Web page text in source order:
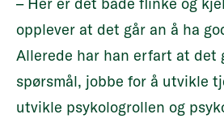
– Her er det både flinke og
opplever at det går an å ha
Allerede har han erfart at det
spørsmål, jobbe for å utvikle
utvikle psykologrollen og